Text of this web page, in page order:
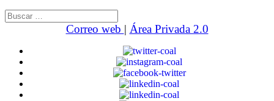
Buscar:
Correo web | Área Privada 2.0